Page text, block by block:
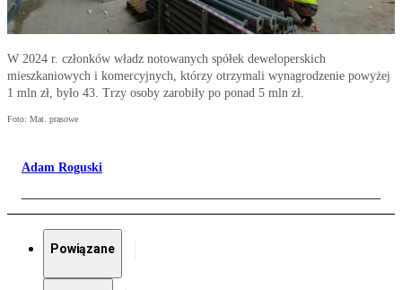
W 2024 r. członków władz notowanych spółek deweloperskich
mieszkaniowych i komercyjnych, którzy otrzymali wynagrodzenie powyżej
1 mln zł, było 43. Trzy osoby zarobiły po ponad 5 mln zł.
Foto: Mat. prasowe
Adam Roguski
Powiązane